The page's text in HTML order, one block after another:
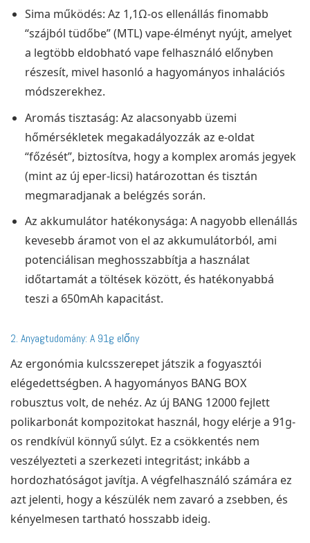
Sima működés: Az 1,1Ω-os ellenállás finomabb
“szájból tüdőbe” (MTL) vape-élményt nyújt, amelyet
a legtöbb eldobható vape felhasználó előnyben
részesít, mivel hasonló a hagyományos inhalációs
módszerekhez.
Aromás tisztaság: Az alacsonyabb üzemi
hőmérsékletek megakadályozzák az e-oldat
“főzését”, biztosítva, hogy a komplex aromás jegyek
(mint az új eper-licsi) határozottan és tisztán
megmaradjanak a belégzés során.
Az akkumulátor hatékonysága: A nagyobb ellenállás
kevesebb áramot von el az akkumulátorból, ami
potenciálisan meghosszabbítja a használat
időtartamát a töltések között, és hatékonyabbá
teszi a 650mAh kapacitást.
2. Anyagtudomány: A 91g előny
Az ergonómia kulcsszerepet játszik a fogyasztói
elégedettségben. A hagyományos BANG BOX
robusztus volt, de nehéz. Az új BANG 12000 fejlett
polikarbonát kompozitokat használ, hogy elérje a 91g-
os rendkívül könnyű súlyt. Ez a csökkentés nem
veszélyezteti a szerkezeti integritást; inkább a
hordozhatóságot javítja. A végfelhasználó számára ez
azt jelenti, hogy a készülék nem zavaró a zsebben, és
kényelmesen tartható hosszabb ideig.